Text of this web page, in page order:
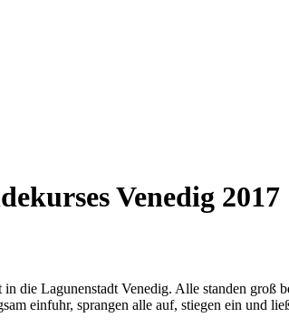
Venedig 2017
die Lagunenstadt Venedig. Alle standen
einfuhr, sprangen alle auf, stiegen ein und